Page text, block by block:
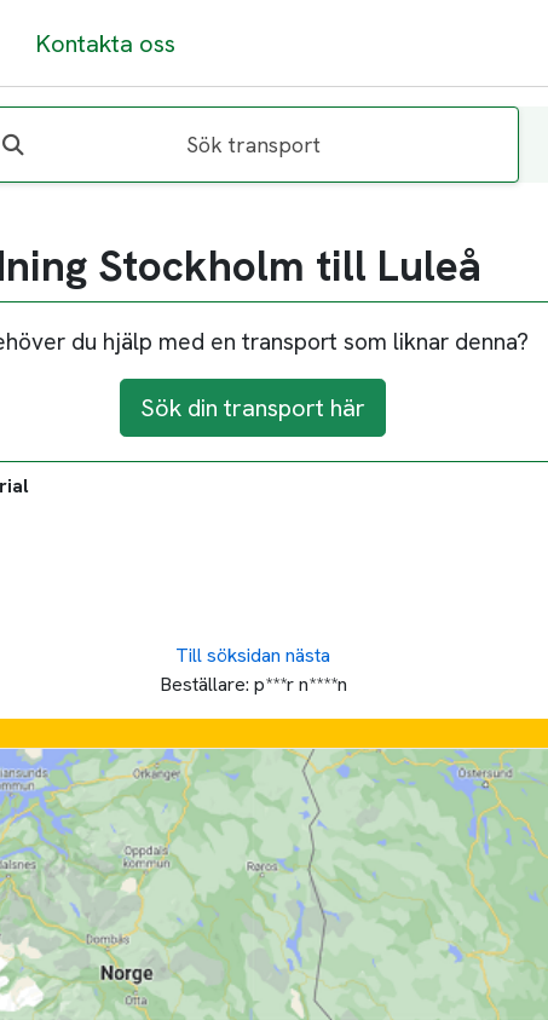
Kontakta oss
Sök transport
Stockholm till Luleå
du hjälp med en transport som liknar denna?
Sök din transport här
Till söksidan nästa
Beställare: p***r n****n